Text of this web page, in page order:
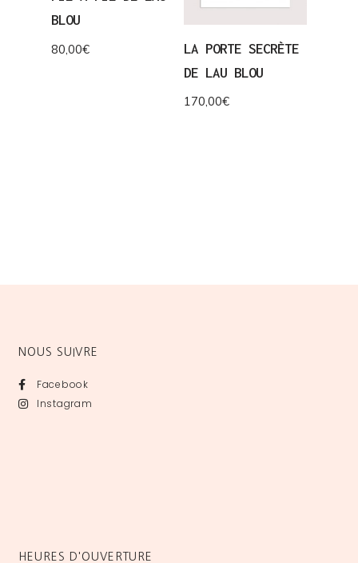
BLOU
80,00€
LA PORTE SECRÈTE
DE LAU BLOU
170,00€
NOUS SUIVRE
Facebook
Instagram
HEURES D'OUVERTURE